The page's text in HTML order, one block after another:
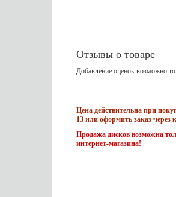
Отзывы о товаре
Добавление оценок возможно
Цена действительна при
13 или оформить заказ через
Продажа дисков возможна
интернет-магазина!